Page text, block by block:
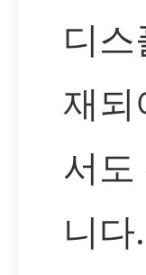
디
재되
서
니